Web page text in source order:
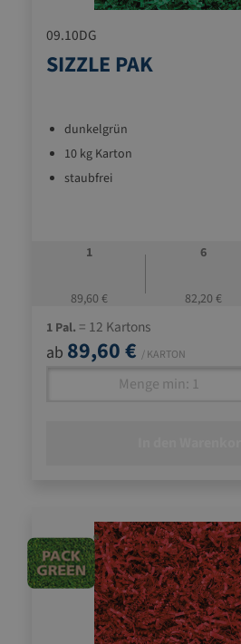
09.10DG
SIZZLE PAK
dunkelgrün
10 kg Karton
staubfrei
1
89,60 €
6
82,20 €
1 Pal. = 12 Kartons
ab 89,60 € / KARTON